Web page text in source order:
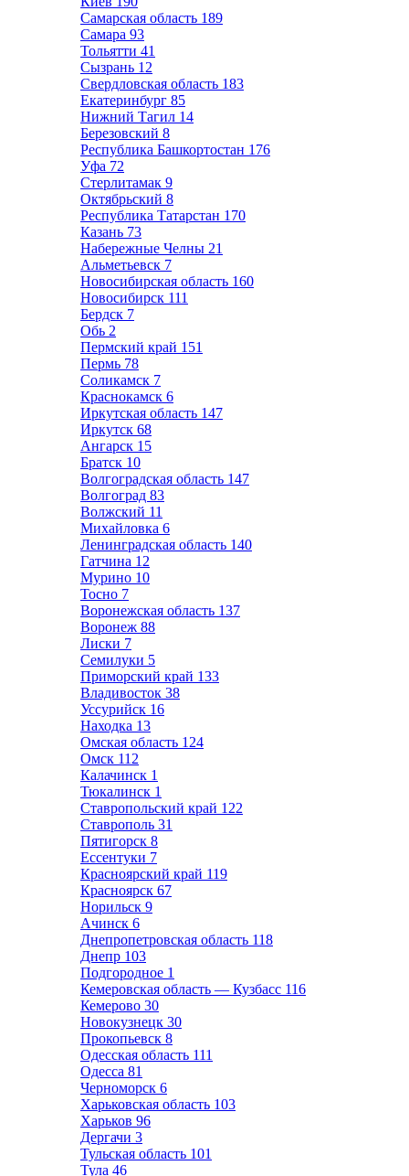
Самарская область 189
Самара 93
Тольятти 41
Сызрань 12
Свердловская область 183
Екатеринбург 85
Нижний Тагил 14
Березовский 8
Республика Башкортостан 176
Уфа 72
Стерлитамак 9
Октябрьский 8
Республика Татарстан 170
Казань 73
Набережные Челны 21
Альметьевск 7
Новосибирская область 160
Новосибирск 111
Бердск 7
Обь 2
Пермский край 151
Пермь 78
Соликамск 7
Краснокамск 6
Иркутская область 147
Иркутск 68
Ангарск 15
Братск 10
Волгоградская область 147
Волгоград 83
Волжский 11
Михайловка 6
Ленинградская область 140
Гатчина 12
Мурино 10
Тосно 7
Воронежская область 137
Воронеж 88
Лиски 7
Семилуки 5
Приморский край 133
Владивосток 38
Уссурийск 16
Находка 13
Омская область 124
Омск 112
Калачинск 1
Тюкалинск 1
Ставропольский край 122
Ставрополь 31
Пятигорск 8
Ессентуки 7
Красноярский край 119
Красноярск 67
Норильск 9
Ачинск 6
Днепропетровская область 118
Днепр 103
Подгородное 1
Кемеровская область — Кузбасс 116
Кемерово 30
Новокузнецк 30
Прокопьевск 8
Одесская область 111
Одесса 81
Черноморск 6
Харьковская область 103
Харьков 96
Дергачи 3
Тульская область 101
Тула 46